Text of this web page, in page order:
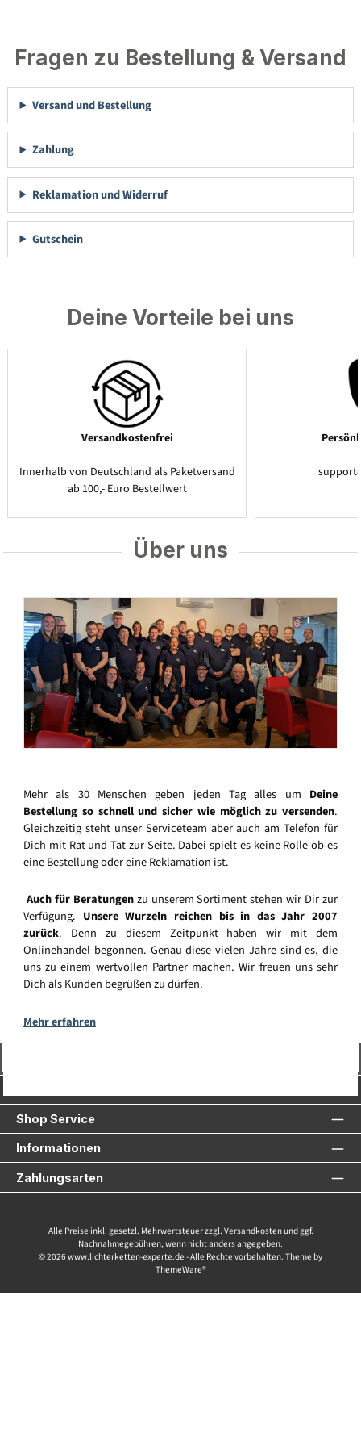
Fragen zu Bestellung & Versand
Versand und Bestellung
Zahlung
Reklamation und Widerruf
Gutschein
Deine Vorteile bei uns
Versandkostenfrei
Innerhalb von Deutschland als Paketversand
ab 100,- Euro Bestellwert
Über uns
Mehr als 30 Menschen geben jeden Tag alles um Deine
Bestellung so schnell und sicher wie möglich zu versenden.
Gleichzeitig steht unser Serviceteam aber auch am Telefon für
Dich mit Rat und Tat zur Seite. Dabei spielt es keine Rolle ob es
eine Bestellung oder eine Reklamation ist.
Auch für Beratungenzu unserem Sortiment stehen wir Dir zur
Verfügung. Unsere Wurzeln reichen bis in das Jahr 2007
zurück. Denn zu diesem Zeitpunkt haben wir mit dem
Onlinehandel begonnen. Genau diese vielen Jahre sind es, die
uns zu einem wertvollen Partner machen. Wir freuen uns sehr
Dich als Kunden begrüßen zu dürfen.
Mehr erfahren
Shop Service
Informationen
Zahlungsarten
Alle Preise inkl. gesetzl. Mehrwertsteuer zzgl. Versandkostenund ggf.
Nachnahmegebühren, wenn nicht anders angegeben.
© 2026 www.lichterketten-experte.de - Alle Rechte vorbehalten. Theme by
ThemeWare®